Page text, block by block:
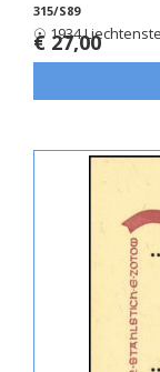
315/S89
☉ 1934
€ 27,00